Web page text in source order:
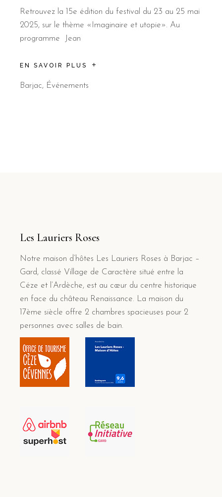
Retrouvez la 15e édition du festival du 23 au 25 mai
2025, sur le thème «Imaginaire et utopie». Au
programme Jean
EN SAVOIR PLUS
Barjac, Événements
Les Lauriers Roses
Notre maison d’hôtes Les Lauriers Roses à Barjac –
Gard, classé Village de Caractère situé entre la
Céze et l’Ardèche, est au cœur du centre historique
en face du château Renaissance. La maison du
17ème siècle offre 2 chambres spacieuses pour 2
personnes avec salles de bain.